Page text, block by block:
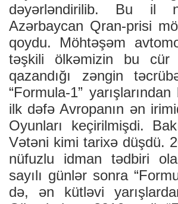
dəyərləndirilib. Bu il
Azərbaycan Qran-prisi
qoydu. Möhtəşəm
təşkili ölkəmizin bu cür
qazandığı zəngin
“Formula-1”
ilk dəfə Avropanın ən
Oyunları keçirilmişdi.
Vətəni kimi tarixə düşdü.
nüfuzlu idman tədbiri
sayılı günlər sonra
də, ən kütləvi